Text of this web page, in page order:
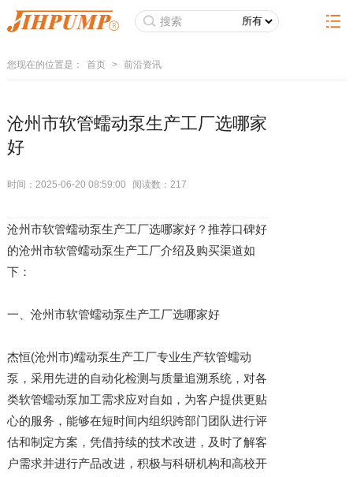
您现在的位置是： 首页 > 前沿资讯
沧州市软管蠕动泵生产工厂选哪家
好
时间：2025-06-20 08:59:00 阅读数： 217
沧州市软管蠕动泵生产工厂选哪家好？推荐口碑好
的沧州市软管蠕动泵生产工厂介绍及购买渠道如
下：
一、沧州市软管蠕动泵生产工厂选哪家好
杰恒(沧州市)蠕动泵生产工厂专业生产软管蠕动
泵，采用先进的自动化检测与质量追溯系统，对各
类软管蠕动泵加工需求应对自如，为客户提供更贴
心的服务，能够在短时间内组织跨部门团队进行评
估和制定方案，凭借持续的技术改进，及时了解客
户需求并进行产品改进，积极与科研机构和高校开